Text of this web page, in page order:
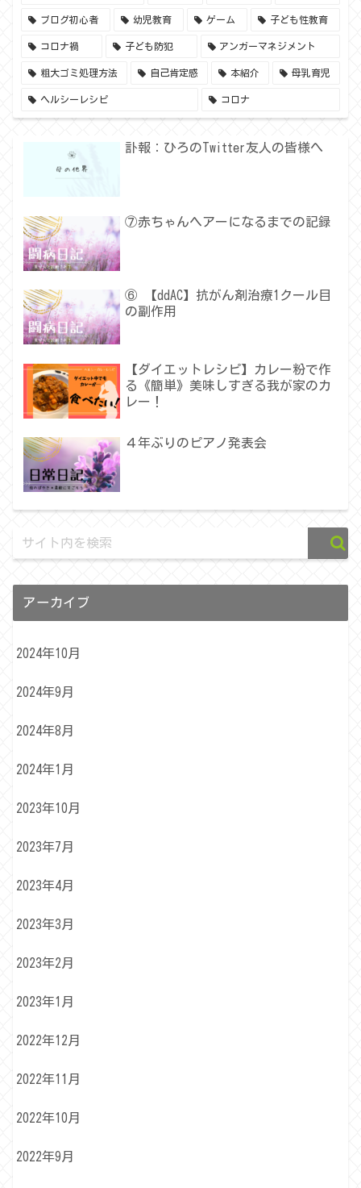
ブログ初心者 幼児教育 ゲーム 子ども性教育
コロナ禍 子ども防犯 アンガーマネジメント
粗大ゴミ処理方法 自己肯定感 本紹介 母乳育児
ヘルシーレシピ コロナ
訃報：ひろのTwitter友人の皆様へ
⑦赤ちゃんヘアーになるまでの記録
⑥ 【ddAC】抗がん剤治療1クール目
の副作用
【ダイエットレシピ】カレー粉で作
る《簡単》美味しすぎる我が家のカ
レー！
４年ぶりのピアノ発表会
アーカイブ
2024年10月
2024年9月
2024年8月
2024年1月
2023年10月
2023年7月
2023年4月
2023年3月
2023年2月
2023年1月
2022年12月
2022年11月
2022年10月
2022年9月